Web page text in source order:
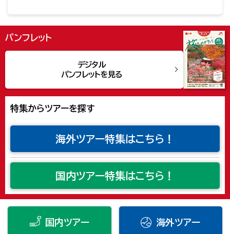
パンフレット
デジタル
パンフレットを見る
特集からツアーを探す
海外ツアー特集はこちら！
国内ツアー特集はこちら！
国内ツアー 海外ツアー